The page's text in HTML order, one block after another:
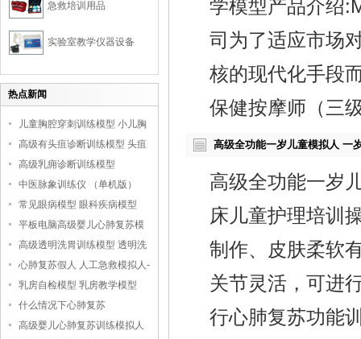
急救培训用品
实验室教学仪器设备
热点新闻
儿童胸腔穿刺训练模型 小儿胸
腔培训模型
高级有头疽诊断训练模型 头疽
诊断教学模型
高级乳痈诊断训练模型
中医脉象训练仪 （单机版）
常见眼病模型 眼科疾病模型
平板电脑高级婴儿心肺复苏模
拟人
高级透明洗胃训练模型 透明洗
胃模型
心肺复苏假人 人工急救模拟人-
-上海中弘科教公司
乳房自检模型 乳房教学模型
什么情况下心肺复苏
高级婴儿心肺复苏训练模拟人
学模型产品介绍
司为了适应市场
核的现代化手段
保健按摩师（三
高级全功能一岁儿童模拟人 一
高级全功能一岁
床儿童护理培训
制作、皮肤柔软
关节灵活，可进
行心肺复苏功能